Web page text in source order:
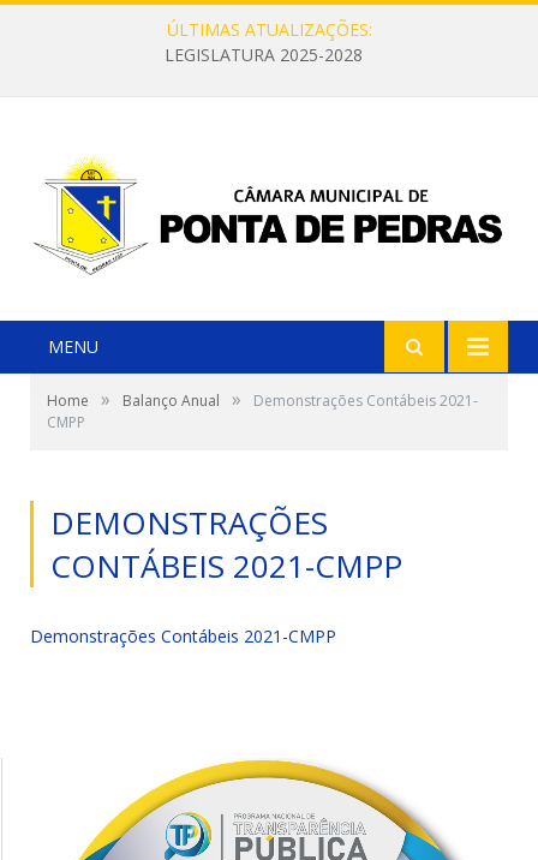
ÚLTIMAS ATUALIZAÇÕES:
LEGISLATURA 2025-2028
MENU
Home » Balanço Anual »
Demonstrações Contábeis 2021-
CMPP
DEMONSTRAÇÕES
CONTÁBEIS 2021-CMPP
Demonstrações Contábeis 2021-CMPP